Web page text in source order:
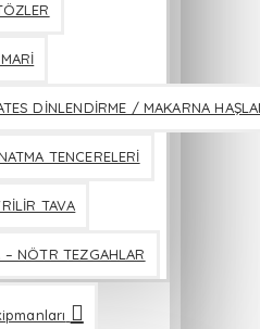
DİNLENDİRME / MAKARNA
TENCERELERİ
TAVA
– NÖTR TEZGAHLAR